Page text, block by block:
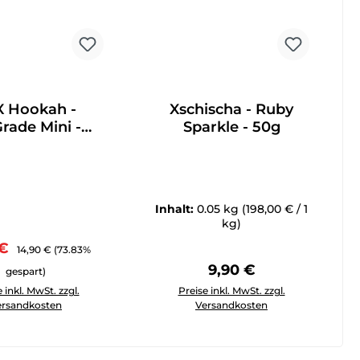
die Anzahl zu erhöhen oder zu reduzieren.
oder benutze die Schaltflächen um die Anzahl zu
Hookah -
Mini -
Regulärer Preis:
14,90 € (73.83%
gespart)
inkl. MwSt. zzgl.Gib den gewünschten Wert ein oder benutze die
Xschischa - Ruby
Sparkle - 50g
Inhalt: 0.05 kg (198,00 € / 1
kg)
Regulärer Preis:
9,90 €
Preise inkl. MwSt. zzgl.
Versandkosten
Produkt Anzahl: Gib den